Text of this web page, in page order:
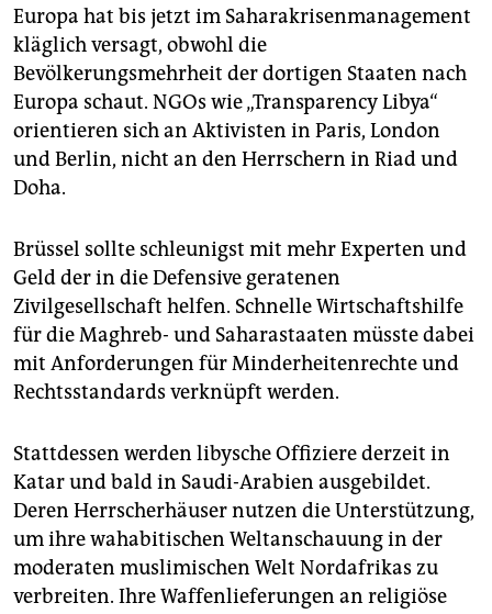
Europa hat bis jetzt im Saharakrisenmanagement
kläglich versagt, obwohl die
Bevölkerungsmehrheit der dortigen Staaten nach
Europa schaut. NGOs wie „Transparency Libya“
orientieren sich an Aktivisten in Paris, London
und Berlin, nicht an den Herrschern in Riad und
Doha.
Brüssel sollte schleunigst mit mehr Experten und
Geld der in die Defensive geratenen
Zivilgesellschaft helfen. Schnelle Wirtschaftshilfe
für die Maghreb- und Saharastaaten müsste dabei
mit Anforderungen für Minderheitenrechte und
Rechtsstandards verknüpft werden.
Stattdessen werden libysche Offiziere derzeit in
Katar und bald in Saudi-Arabien ausgebildet.
Deren Herrscherhäuser nutzen die Unterstützung,
um ihre wahabitischen Weltanschauung in der
moderaten muslimischen Welt Nordafrikas zu
verbreiten. Ihre Waffenlieferungen an religiöse